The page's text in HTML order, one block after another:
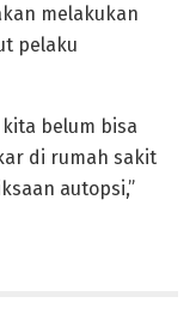
melakukan
pelaku
belum bisa
di rumah sakit
autopsi,”